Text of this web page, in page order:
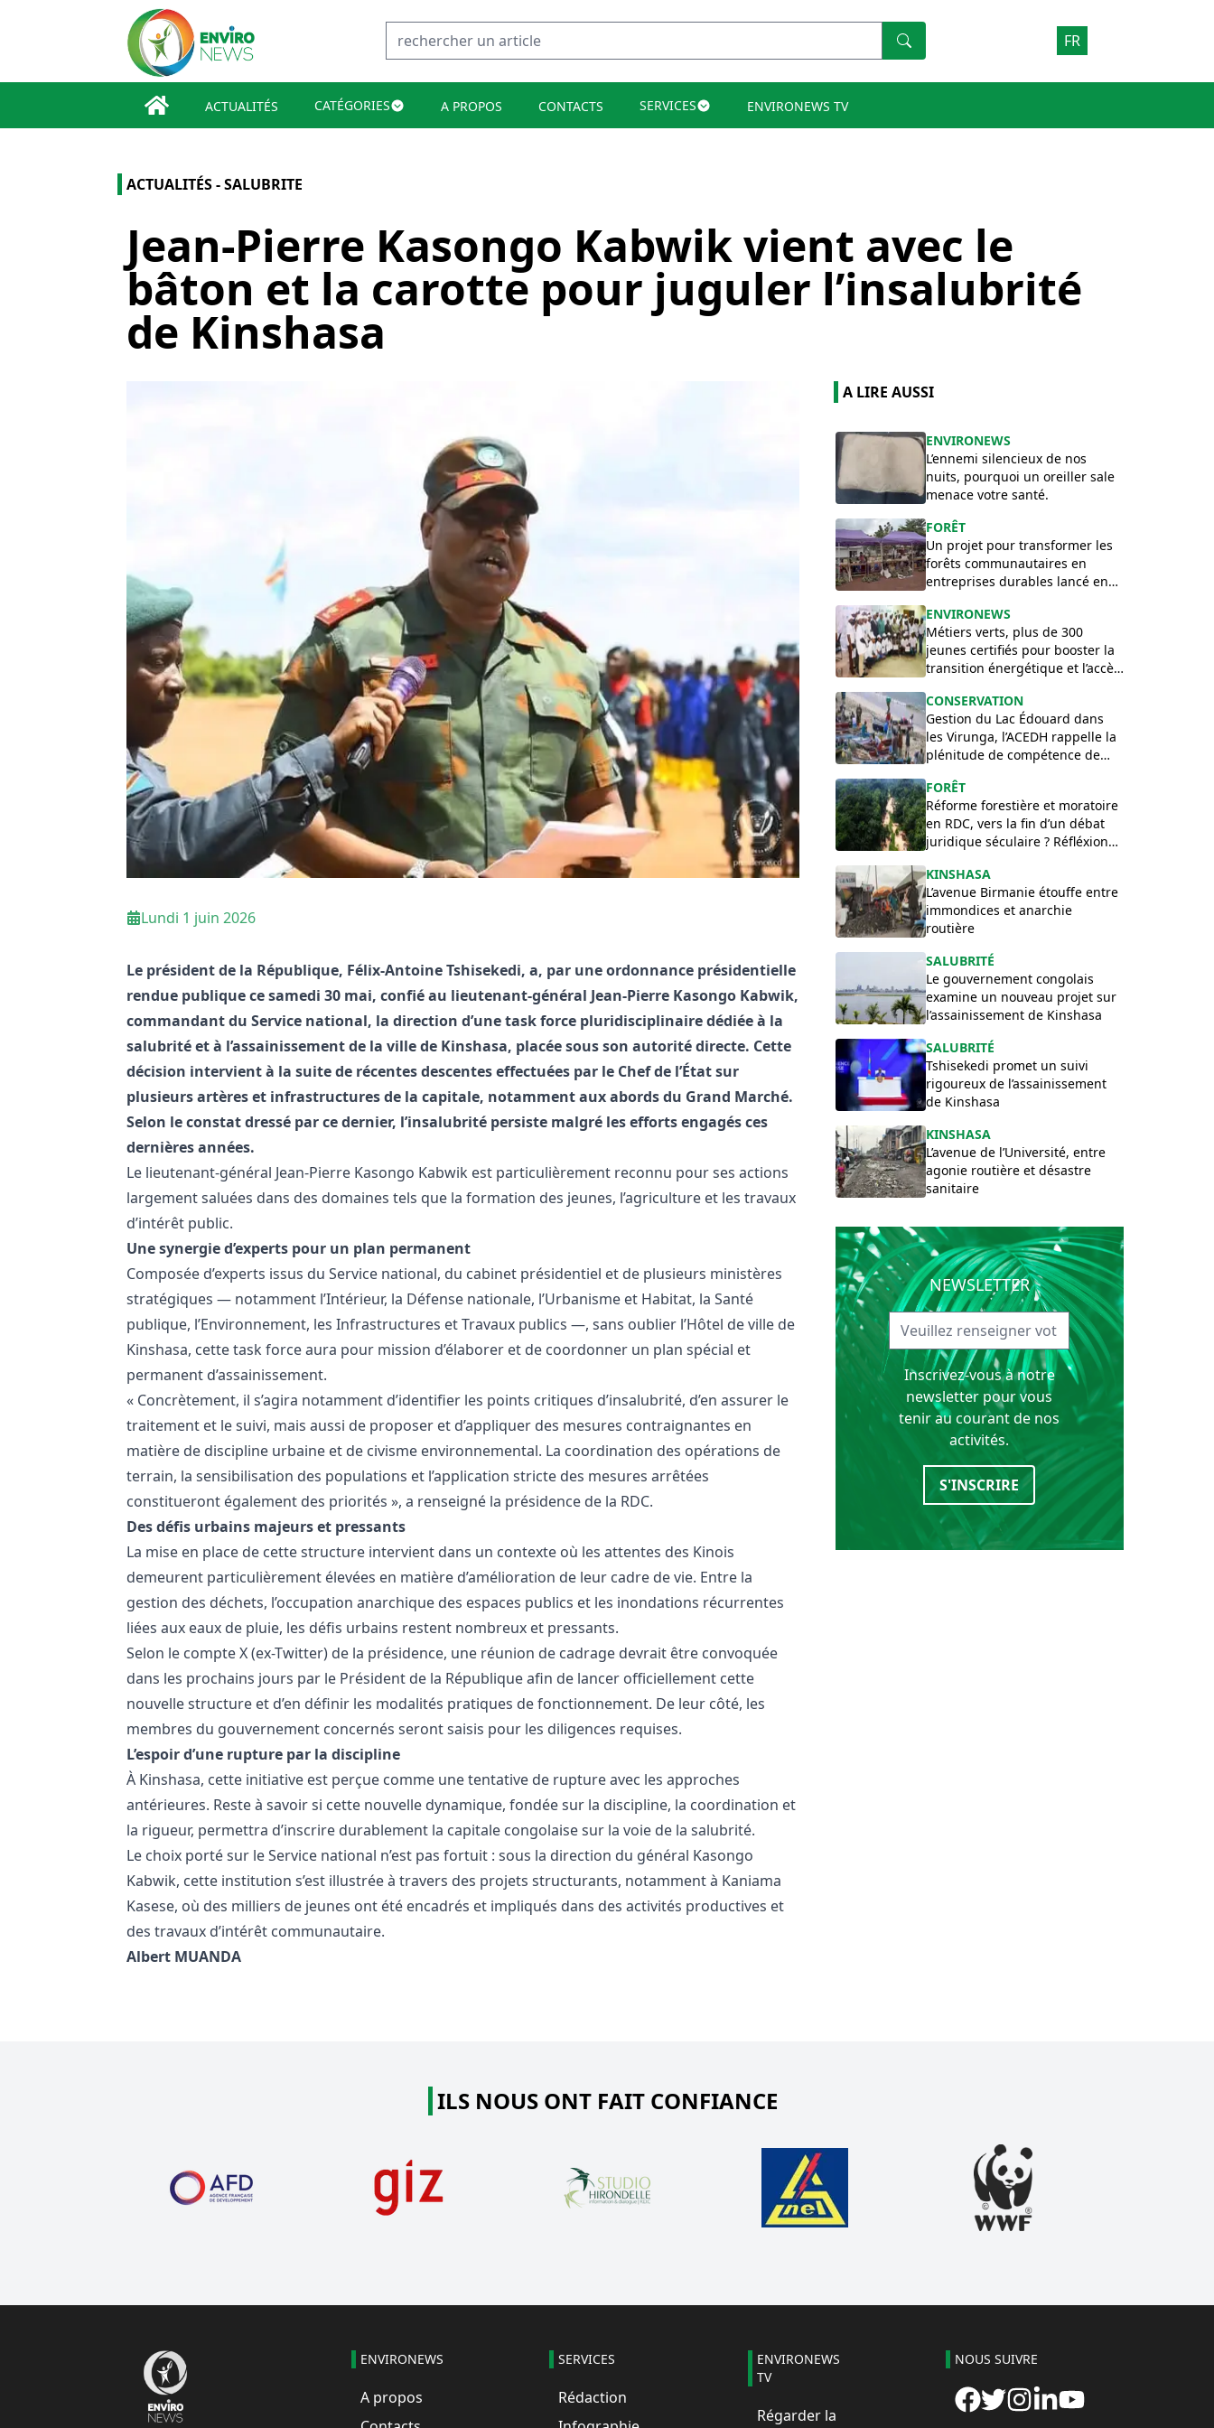
FR
ACTUALITÉS CATÉGORIES A PROPOS CONTACTS SERVICES ENVIRONEWS TV
ACTUALITÉS - SALUBRITE
Jean-Pierre Kasongo Kabwik vient avec le
bâton et la carotte pour juguler l’insalubrité
de Kinshasa
Lundi 1 juin 2026
Le président de la République, Félix-Antoine Tshisekedi, a, par une ordonnance présidentielle
rendue publique ce samedi 30 mai, confié au lieutenant-général Jean-Pierre Kasongo Kabwik,
commandant du Service national, la direction d’une task force pluridisciplinaire dédiée à la
salubrité et à l’assainissement de la ville de Kinshasa, placée sous son autorité directe. Cette
décision intervient à la suite de récentes descentes effectuées par le Chef de l’État sur
plusieurs artères et infrastructures de la capitale, notamment aux abords du Grand Marché.
Selon le constat dressé par ce dernier, l’insalubrité persiste malgré les efforts engagés ces
dernières années.
Le lieutenant-général Jean-Pierre Kasongo Kabwik est particulièrement reconnu pour ses actions
largement saluées dans des domaines tels que la formation des jeunes, l’agriculture et les travaux
d’intérêt public.
Une synergie d’experts pour un plan permanent
Composée d’experts issus du Service national, du cabinet présidentiel et de plusieurs ministères
stratégiques — notamment l’Intérieur, la Défense nationale, l’Urbanisme et Habitat, la Santé
publique, l’Environnement, les Infrastructures et Travaux publics —, sans oublier l’Hôtel de ville de
Kinshasa, cette task force aura pour mission d’élaborer et de coordonner un plan spécial et
permanent d’assainissement.
« Concrètement, il s’agira notamment d’identifier les points critiques d’insalubrité, d’en assurer le
traitement et le suivi, mais aussi de proposer et d’appliquer des mesures contraignantes en
matière de discipline urbaine et de civisme environnemental. La coordination des opérations de
terrain, la sensibilisation des populations et l’application stricte des mesures arrêtées
constitueront également des priorités », a renseigné la présidence de la RDC.
Des défis urbains majeurs et pressants
La mise en place de cette structure intervient dans un contexte où les attentes des Kinois
demeurent particulièrement élevées en matière d’amélioration de leur cadre de vie. Entre la
gestion des déchets, l’occupation anarchique des espaces publics et les inondations récurrentes
liées aux eaux de pluie, les défis urbains restent nombreux et pressants.
Selon le compte X (ex-Twitter) de la présidence, une réunion de cadrage devrait être convoquée
dans les prochains jours par le Président de la République afin de lancer officiellement cette
nouvelle structure et d’en définir les modalités pratiques de fonctionnement. De leur côté, les
membres du gouvernement concernés seront saisis pour les diligences requises.
L’espoir d’une rupture par la discipline
À Kinshasa, cette initiative est perçue comme une tentative de rupture avec les approches
antérieures. Reste à savoir si cette nouvelle dynamique, fondée sur la discipline, la coordination et
la rigueur, permettra d’inscrire durablement la capitale congolaise sur la voie de la salubrité.
Le choix porté sur le Service national n’est pas fortuit : sous la direction du général Kasongo
Kabwik, cette institution s’est illustrée à travers des projets structurants, notamment à Kaniama
Kasese, où des milliers de jeunes ont été encadrés et impliqués dans des activités productives et
des travaux d’intérêt communautaire.
Albert MUANDA
A LIRE AUSSI
ENVIRONEWS
​L’ennemi silencieux de nos
nuits, pourquoi un oreiller sale
menace votre santé.
FORÊT
Un projet pour transformer les
forêts communautaires en
entreprises durables lancé en
ENVIRONEWS
Métiers verts, plus de 300
jeunes certifiés pour booster la
transition énergétique et l’accès
CONSERVATION
Gestion du Lac Édouard dans
les Virunga, l’ACEDH rappelle la
plénitude de compétence de
FORÊT
Réforme forestière et moratoire
en RDC, vers la fin d’un débat
juridique séculaire ? Réfléxion
​KINSHASA
L’avenue Birmanie étouffe entre
immondices et anarchie
routière
SALUBRITÉ
Le gouvernement congolais
examine un nouveau projet sur
l’assainissement de Kinshasa
SALUBRITÉ
Tshisekedi promet un suivi
rigoureux de l’assainissement
de Kinshasa
KINSHASA
L’avenue de l’Université, entre
agonie routière et désastre
sanitaire
NEWSLETTER
Inscrivez-vous à notre
newsletter pour vous
tenir au courant de nos
activités.
S'INSCRIRE
ILS NOUS ONT FAIT CONFIANCE
ENVIRONEWS
A propos
SERVICES
Rédaction
ENVIRONEWS
TV
Régarder la
NOUS SUIVRE